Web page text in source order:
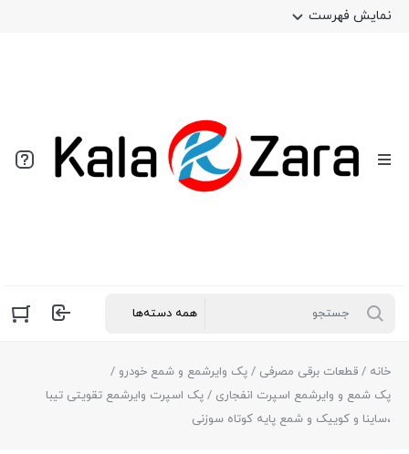
نمایش فهرست
خانه / قطعات برقی مصرفی / پک وایرشمع و شمع خودرو /
پک شمع و وایرشمع اسپرت انفجاری / پک اسپرت وایرشمع تقویتی تیبا
،ساینا و کوییک و شمع پایه کوتاه سوزنی